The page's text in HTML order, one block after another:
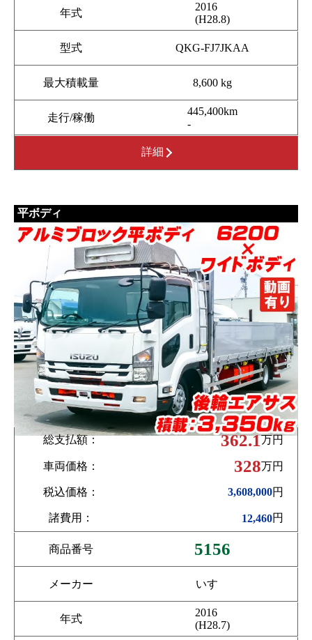
年式
2016
(H28.8)
型式 QKG-FJ7JKAA
最大積載量 8,600 kg
走行/稼働
445,400km
-
詳細
平ボディ
総支払額： 362.1万円
車両価格： 328万円
税込価格： 3,608,000円
諸費用： 12,460円
商品番号 5156
メーカー いすゞ
年式
2016
(H28.7)